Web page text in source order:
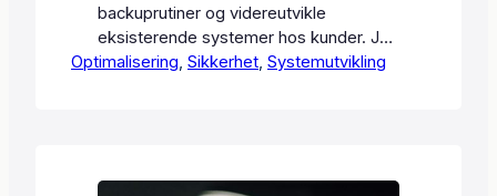
backuprutiner og videreutvikle
eksisterende systemer hos kunder. Jeg
satte opp automatisk backup til
behov. I tillegg brukte jeg tid på å
Optimalisering, Sikkerhet, Systemutvikling